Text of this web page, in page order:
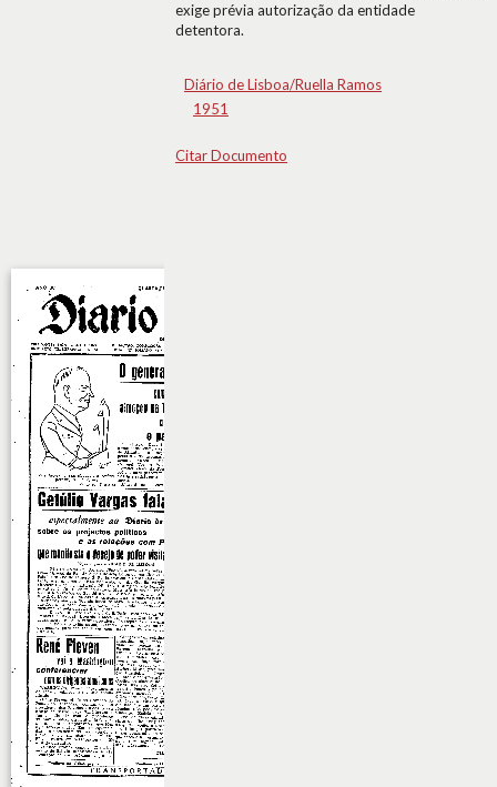
exige prévia autorização da entidade
detentora.
Diário de Lisboa/Ruella Ramos
1951
Citar Documento